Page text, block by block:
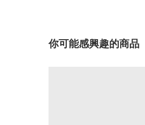
你可能感興趣的商品